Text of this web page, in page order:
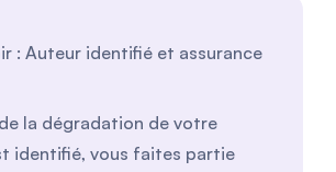
: Auteur identifié et assurance
la dégradation de votre
identifié, vous faites partie